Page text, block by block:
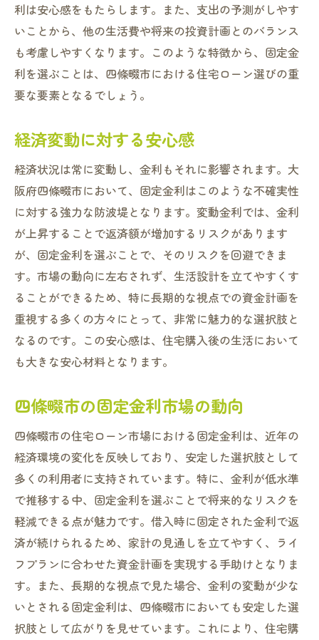
利は安心感をもたらします。また、支出の予測がしやす
いことから、他の生活費や将来の投資計画とのバランス
も考慮しやすくなります。このような特徴から、固定金
利を選ぶことは、四條畷市における住宅ローン選びの重
要な要素となるでしょう。
経済変動に対する安心感
経済状況は常に変動し、金利もそれに影響されます。大
阪府四條畷市において、固定金利はこのような不確実性
に対する強力な防波堤となります。変動金利では、金利
が上昇することで返済額が増加するリスクがあります
が、固定金利を選ぶことで、そのリスクを回避できま
す。市場の動向に左右されず、生活設計を立てやすくす
ることができるため、特に長期的な視点での資金計画を
重視する多くの方々にとって、非常に魅力的な選択肢と
なるのです。この安心感は、住宅購入後の生活において
も大きな安心材料となります。
四條畷市の固定金利市場の動向
四條畷市の住宅ローン市場における固定金利は、近年の
経済環境の変化を反映しており、安定した選択肢として
多くの利用者に支持されています。特に、金利が低水準
で推移する中、固定金利を選ぶことで将来的なリスクを
軽減できる点が魅力です。借入時に固定された金利で返
済が続けられるため、家計の見通しを立てやすく、ライ
フプランに合わせた資金計画を実現する手助けとなりま
す。また、長期的な視点で見た場合、金利の変動が少な
いとされる固定金利は、四條畷市においても安定した選
択肢として広がりを見せています。これにより、住宅購